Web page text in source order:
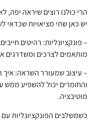
הרי כולנו רוצים שיראה יפה,
יש כאן שתי מציאויות שכדאי
– פונקציונליות: רהיטים
מותאמים לצרכים ומשדרגים
– עיצוב שמעורר השראה: איך
והחומרים יכול להשפיע ממש
מוטיבציה.
כשמשלבים הפונקציונליות